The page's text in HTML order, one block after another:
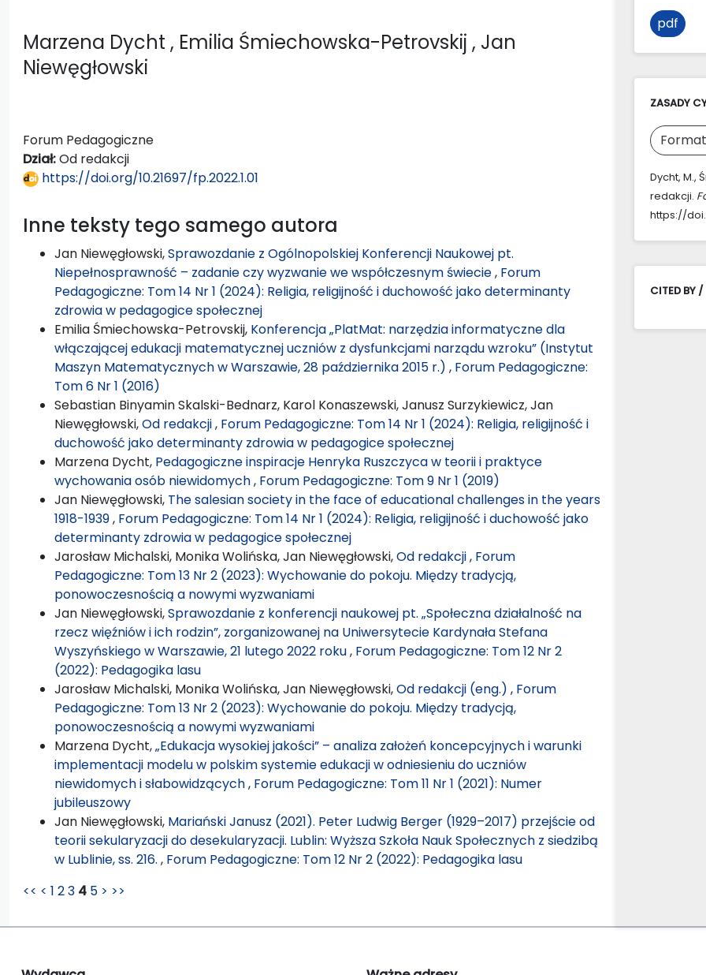
Marzena Dycht , Emilia Śmiechowska-Petrovskij , Jan
Niewęgłowski
Forum Pedagogiczne
Dział:Od redakcji
https://doi.org/10.21697/fp.2022.1.01
Inne teksty tego samego autora
Jan Niewęgłowski,Sprawozdanie z Ogólnopolskiej Konferencji Naukowej pt.
Niepełnosprawność – zadanie czy wyzwanie we współczesnym świecie, Forum
Pedagogiczne: Tom 14 Nr 1 (2024): Religia, religijność i duchowość jako determinanty
zdrowia w pedagogice społecznej
Emilia Śmiechowska-Petrovskij, Konferencja „PlatMat: narzędzia informatyczne dla
włączającej edukacji matematycznej uczniów z dysfunkcjami narządu wzroku” (Instytut
Maszyn Matematycznych w Warszawie, 28 października 2015 r.) , Forum Pedagogiczne:
Tom 6 Nr 1 (2016)
Sebastian Binyamin Skalski-Bednarz, Karol Konaszewski, Janusz Surzykiewicz, Jan
Niewęgłowski,Od redakcji, Forum Pedagogiczne: Tom 14 Nr 1 (2024): Religia, religijność i
duchowość jako determinanty zdrowia w pedagogice społecznej
Marzena Dycht, Pedagogiczne inspiracje Henryka Ruszczyca w teorii i praktyce
wychowania osób niewidomych, Forum Pedagogiczne: Tom 9 Nr 1 (2019)
Jan Niewęgłowski, The salesian society in the face of educational challenges in the years
1918-1939, Forum Pedagogiczne: Tom 14 Nr 1 (2024): Religia, religijność i duchowość jako
determinanty zdrowia w pedagogice społecznej
Jarosław Michalski, Monika Wolińska, Jan Niewęgłowski,Od redakcji, Forum
Pedagogiczne: Tom 13 Nr 2 (2023): Wychowanie do pokoju. Między tradycją,
ponowoczesnością a nowymi wyzwaniami
Jan Niewęgłowski,Sprawozdanie z konferencji naukowej pt. „Społeczna działalność na
rzecz więźniów i ich rodzin”, zorganizowanej na Uniwersytecie Kardynała Stefana
Wyszyńskiego w Warszawie, 21 lutego 2022 roku, Forum Pedagogiczne: Tom 12 Nr 2
(2022): Pedagogika lasu
Jarosław Michalski, Monika Wolińska, Jan Niewęgłowski,Od redakcji (eng.) , Forum
Pedagogiczne: Tom 13 Nr 2 (2023): Wychowanie do pokoju. Między tradycją,
ponowoczesnością a nowymi wyzwaniami
Marzena Dycht,„Edukacja wysokiej jakości” – analiza założeń koncepcyjnych i warunki
implementacji modelu w polskim systemie edukacji w odniesieniu do uczniów
niewidomych i słabowidzących, Forum Pedagogiczne: Tom 11 Nr 1 (2021): Numer
jubileuszowy
Jan Niewęgłowski, Mariański Janusz (2021). Peter Ludwig Berger (1929–2017) przejście od
teorii sekularyzacji do desekularyzacji. Lublin: Wyższa Szkoła Nauk Społecznych z siedzibą
w Lublinie, ss. 216. , Forum Pedagogiczne: Tom 12 Nr 2 (2022): Pedagogika lasu
<< < 1 23 4 5 > >>
pdf
ZASADY
Dycht, M.,
redakcji.
https://
CITED BY /